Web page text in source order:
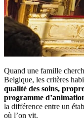
Quand une famille
Belgique, les critères
qualité des soins,
programme
la différence entre un
où l’on vit.